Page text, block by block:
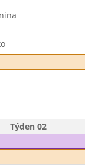
Týden 02